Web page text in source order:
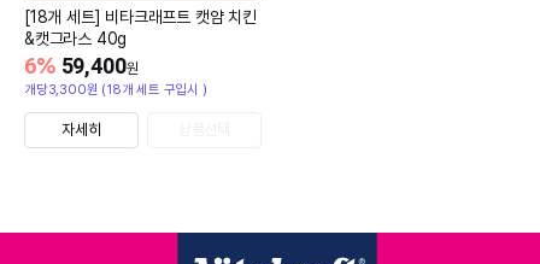
[18개 세트] 비타크래프트 캣얌 치킨
&캣그라스 40g
59,400원
6%
개당3,300원 (18개 세트 구입시 )
자세히